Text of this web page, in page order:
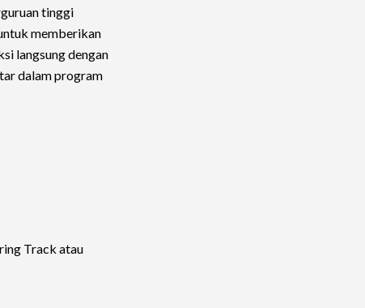
tinggi
memberikan
langsung dengan
dalam program
Track atau